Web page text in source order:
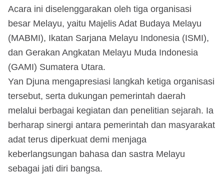
Acara ini diselenggarakan oleh tiga organisasi
besar Melayu, yaitu Majelis Adat Budaya Melayu
(MABMI), Ikatan Sarjana Melayu Indonesia (ISMI),
dan Gerakan Angkatan Melayu Muda Indonesia
(GAMI) Sumatera Utara.
Yan Djuna mengapresiasi langkah ketiga organisasi
tersebut, serta dukungan pemerintah daerah
melalui berbagai kegiatan dan penelitian sejarah. Ia
berharap sinergi antara pemerintah dan masyarakat
adat terus diperkuat demi menjaga
keberlangsungan bahasa dan sastra Melayu
sebagai jati diri bangsa.